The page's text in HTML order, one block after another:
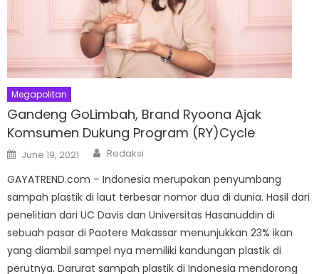
Megapolitan
Gandeng GoLimbah, Brand Ryoona Ajak
Komsumen Dukung Program (RY)Cycle
Posted
on
June 19, 2021 Author
Redaksi
GAYATREND.com – Indonesia merupakan penyumbang
sampah plastik di laut terbesar nomor dua di dunia. Hasil dari
penelitian dari UC Davis dan Universitas Hasanuddin di
sebuah pasar di Paotere Makassar menunjukkan 23% ikan
yang diambil sampel nya memiliki kandungan plastik di
perutnya. Darurat sampah plastik di Indonesia mendorong